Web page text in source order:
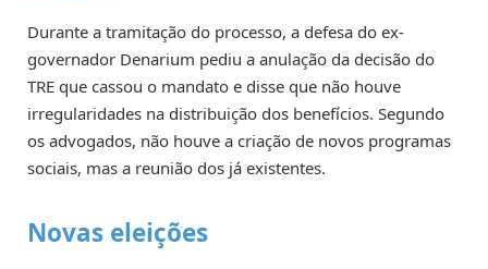
Durante a tramitação do processo, a defesa do ex-
governador Denarium pediu a anulação da decisão do
TRE que cassou o mandato e disse que não houve
irregularidades na distribuição dos benefícios. Segundo
os advogados, não houve a criação de novos programas
sociais, mas a reunião dos já existentes.
Novas eleições